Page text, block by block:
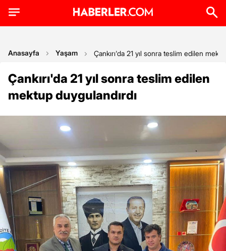
Anasayfa Yaşam Çankırı'da 21 yıl sonra teslim edilen
Çankırı'da 21 yıl sonra teslim edilen
mektup duygulandırdı